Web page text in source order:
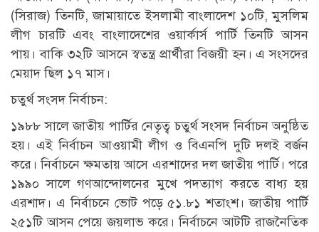
(সিরাজ) তিনটি, জামায়াতে ইসলামী বাংলাদেশ ১০টি, মুসলিম
লীগ চারটি এবং বাংলাদেশের ওয়ার্কার্স পার্টি তিনটি আসন
পায়। বাকি ৩২টি আসনে স্বতন্ত্র প্রার্থীরা বিজয়ী হন। এ সংসদের
মেয়াদ ছিল ১৭ মাস।
চতুর্থ সংসদ নির্বাচন:
১৯৮৮ সালে জাতীয় পার্টির নেতৃত্ব চতুর্থ সংসদ নির্বাচন অনুষ্ঠিত
হয়। এই নির্বাচন আওয়ামী লীগ ও বিএনপি দুটি দলই বর্জন
করে। নির্বাচনে ক্ষমতায় আসে এরশাদের দল জাতীয় পার্টি। পরে
১৯৯০ সালে গণআন্দোলনের মুখে পদত্যাগ করতে বাধ্য হয়
এরশাদ। এ নির্বাচনে ভোট পড়ে ৫১.৮১ শতাংশ। জাতীয় পার্টি
২৫১টি আসন পেয়ে জয়লাভ করে। নির্বাচনে আটটি রাজনৈতিক